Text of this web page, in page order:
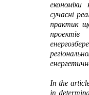
сучасні
практик
In the
in